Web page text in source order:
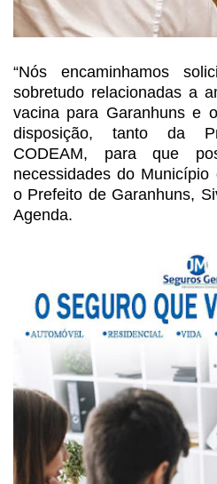
“Nós encaminhamos
sobretudo relacionadas a
vacina para Garanhuns e
disposição, tanto da
CODEAM, para que
necessidades do Município
o Prefeito de Garanhuns,
Agenda.